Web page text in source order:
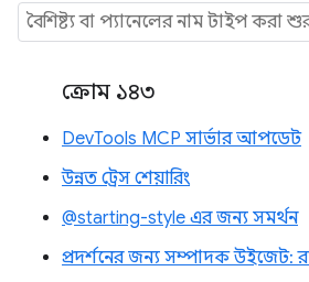
ক্রোম ১৪৩
DevTools MCP সার্ভার আপডেট
উন্নত ট্রেস শেয়ারিং
@starting-style এর জন্য সমর্থন
প্রদর্শনের জন্য সম্পাদক উইজেট: